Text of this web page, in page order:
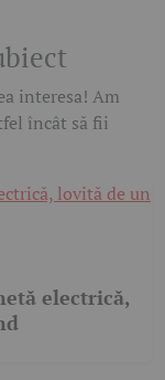
interesa! Am
încât să fii
electrică,